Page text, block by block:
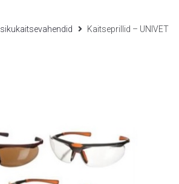
Isikukaitsevahendid Kaitseprillid – UNIVET